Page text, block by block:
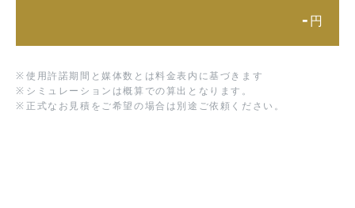
- 円
※ 使用許諾期間と媒体数とは料金表内に基づきます
※ シミュレーションは概算での算出となります。
※ 正式なお見積をご希望の場合は別途ご依頼ください。